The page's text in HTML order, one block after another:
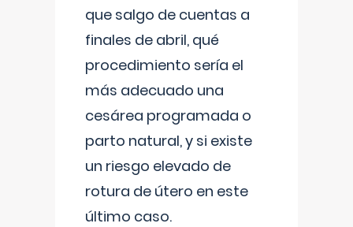
que salgo de cuentas a
finales de abril, qué
procedimiento sería el
más adecuado una
cesárea programada o
parto natural, y si existe
un riesgo elevado de
rotura de útero en este
último caso.